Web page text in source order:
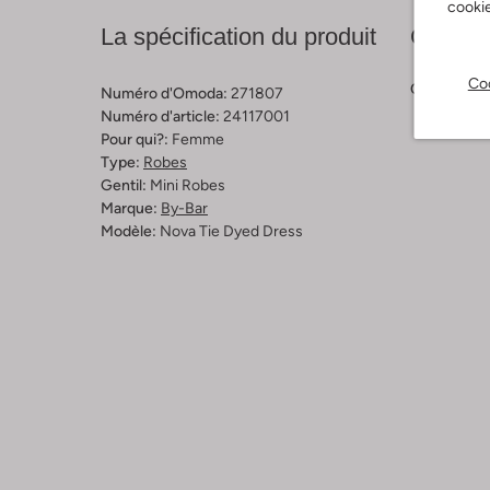
La spécification du produit
Numéro d'Omoda: 271807
Numéro d'article: 24117001
Pour qui?: Femme
Type: Robes
Gentil: Mini Robes
Marque: By-Bar
Modèle: Nova Tie Dyed Dress
Couleur: